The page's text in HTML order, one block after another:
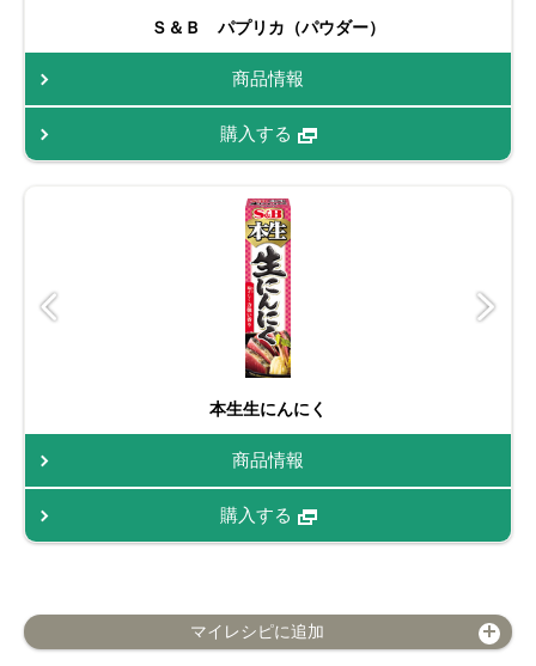
Ｓ＆Ｂ パプリカ（パウダー）
商品情報
購入する
本生生にんにく
商品情報
購入する
マイレシピに追加